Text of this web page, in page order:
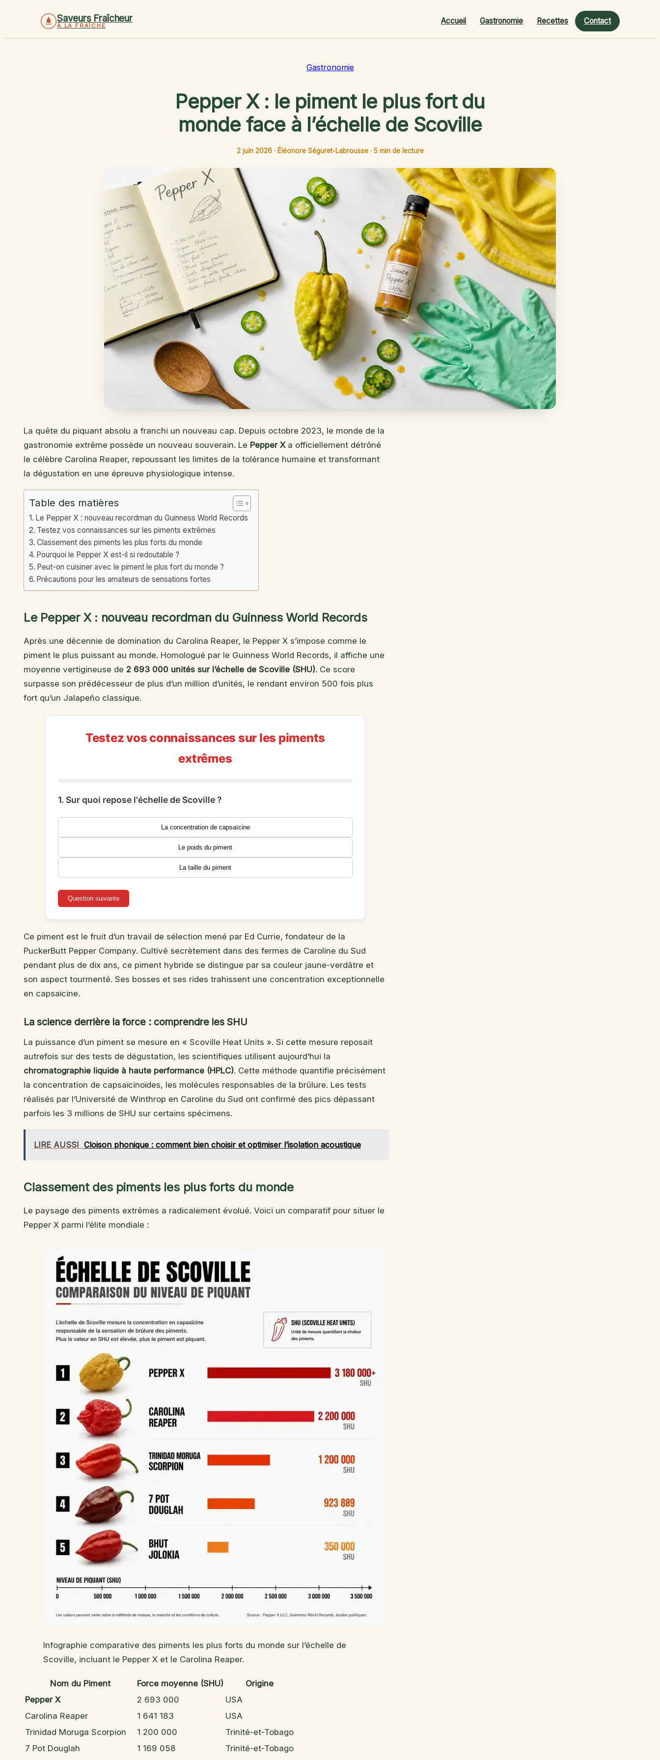
Saveurs Fraîcheur
À LA FRAÎCHE Accueil Gastronomie Recettes Contact
Gastronomie
Pepper X : le piment le plus fort du
monde face à l’échelle de Scoville
2 juin 2026 · Éléonore Séguret-Labrousse · 5 min de lecture
La quête du piquant absolu a franchi un nouveau cap. Depuis octobre 2023, le monde de la
gastronomie extrême possède un nouveau souverain. Le Pepper Xa officiellement détrôné
le célèbre Carolina Reaper, repoussant les limites de la tolérance humaine et transformant
la dégustation en une épreuve physiologique intense.
Table des matières
Le Pepper X : nouveau recordman du Guinness World Records
Testez vos connaissances sur les piments extrêmes
Classement des piments les plus forts du monde
Pourquoi le Pepper X est-il si redoutable ?
Peut-on cuisiner avec le piment le plus fort du monde ?
Précautions pour les amateurs de sensations fortes
Le Pepper X : nouveau recordman du Guinness World Records
Après une décennie de domination du Carolina Reaper, le Pepper X s’impose comme le
piment le plus puissant au monde. Homologué par le Guinness World Records, il affiche une
moyenne vertigineuse de 2 693 000 unités sur l’échelle de Scoville (SHU). Ce score
surpasse son prédécesseur de plus d’un million d’unités, le rendant environ 500 fois plus
fort qu’un Jalapeño classique.
Testez vos connaissances sur les piments
extrêmes
1. Sur quoi repose l'échelle de Scoville ?
La concentration de capsaïcine
Le poids du piment
La taille du piment
Question suivante
Ce piment est le fruit d’un travail de sélection mené par Ed Currie, fondateur de la
PuckerButt Pepper Company. Cultivé secrètement dans des fermes de Caroline du Sud
pendant plus de dix ans, ce piment hybride se distingue par sa couleur jaune-verdâtre et
son aspect tourmenté. Ses bosses et ses rides trahissent une concentration exceptionnelle
en capsaïcine.
La science derrière la force : comprendre les SHU
La puissance d’un piment se mesure en « Scoville Heat Units ». Si cette mesure reposait
autrefois sur des tests de dégustation, les scientifiques utilisent aujourd’hui la
chromatographie liquide à haute performance (HPLC). Cette méthode quantifie précisément
la concentration de capsaïcinoïdes, les molécules responsables de la brûlure. Les tests
réalisés par l’Université de Winthrop en Caroline du Sud ont confirmé des pics dépassant
parfois les 3 millions de SHU sur certains spécimens.
LIRE AUSSI Cloison phonique : comment bien choisir et optimiser l’isolation acoustique
Classement des piments les plus forts du monde
Le paysage des piments extrêmes a radicalement évolué. Voici un comparatif pour situer le
Pepper X parmi l’élite mondiale :
Infographie comparative des piments les plus forts du monde sur l’échelle de
Scoville, incluant le Pepper X et le Carolina Reaper.
Nom du Piment Force moyenne (SHU)
Origine
Pepper X
2 693 000
USA
Carolina Reaper
1 641 183
USA
Trinidad Moruga Scorpion
1 200 000
Trinité-et-Tobago
7 Pot Douglah
1 169 058
Trinité-et-Tobago